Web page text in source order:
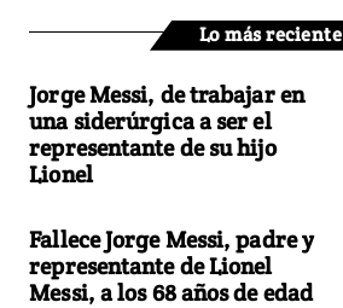
Lo más reciente
Jorge Messi, de trabajar en
una siderúrgica a ser el
representante de su hijo
Lionel
Fallece Jorge Messi, padre y
representante de Lionel
Messi, a los 68 años de edad